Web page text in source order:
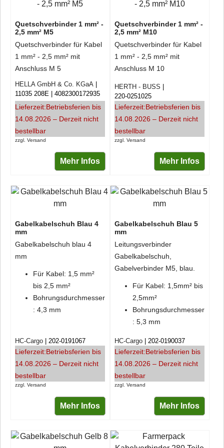
Quetschverbinder 1 mm² -
2,5 mm² M5
Quetschverbinder für Kabel
1 mm² - 2,5 mm² mit
Anschluss M 5
zzgl. Versand
HELLA GmbH & Co. KGaA
11035 208E
4082300172935
Lieferzeit:Betriebsferien bis
14.08.2026 – Derzeit nicht
bestellbar
Mehr Infos
Quetschverbinder 1 mm² -
2,5 mm² M10
Quetschverbinder für Kabel
1 mm² - 2,5 mm² mit
Anschluss M 10
zzgl. Versand
HERTH - BUSS
220-0251025
Lieferzeit:Betriebsferien bis
14.08.2026 – Derzeit nicht
bestellbar
Mehr Infos
Gabelkabelschuh Blau 4
mm
Gabelkabelschuh blau 4
mm
Für Kabel: 1,5 mm²
bis 2,5 mm²
Bohrungsdurchmesser
: 4,3 mm
zzgl. Versand
HC-Cargo 202-0191067
Lieferzeit:Betriebsferien bis
14.08.2026 – Derzeit nicht
bestellbar
Mehr Infos
Gabelkabelschuh Blau 5
mm
Leitungsverbinder
Gabelkabelschuh,
Gabelverbinder M5, blau.
Für Kabel: 1,5mm² bis
2,5mm²
Bohrungsdurchmesser
: 5,3 mm
zzgl. Versand
HC-Cargo 202-0190037
Lieferzeit:Betriebsferien bis
14.08.2026 – Derzeit nicht
bestellbar
Mehr Infos